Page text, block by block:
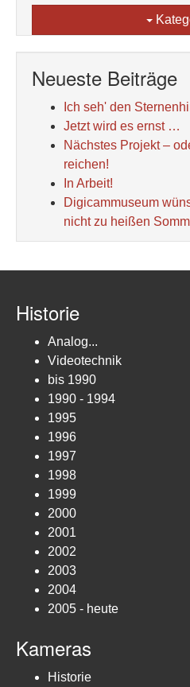
Neueste Beiträge
Ich seh' den
Jetzt wird es ernst …
Nächstes Projekt –
reichen!
In Arbeit!
Digicammuseum
nicht zu heißen
Historie
Analog...
Videotechnik
bis 1990
1990 - 1994
1995
1996
1997
1998
1999
2000
2001
2002
2003
2004
2005 - heute
Kameras
Historie